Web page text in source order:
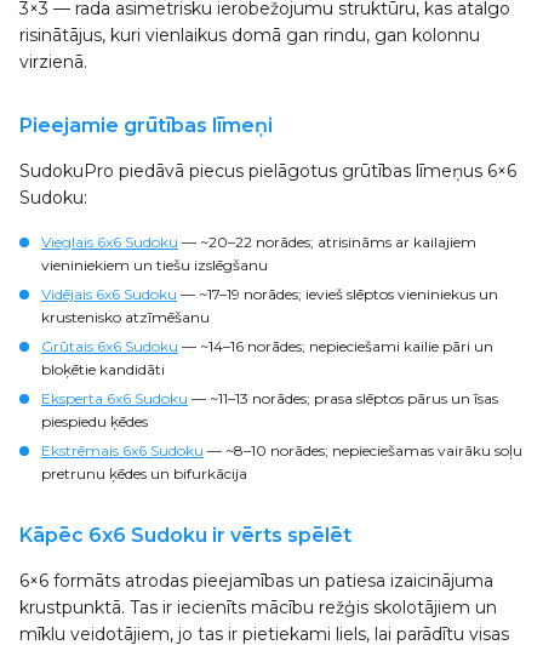
3×3 — rada asimetrisku ierobežojumu struktūru, kas atalgo
risinātājus, kuri vienlaikus domā gan rindu, gan kolonnu
virzienā.
Pieejamie grūtības līmeņi
SudokuPro piedāvā piecus pielāgotus grūtības līmeņus 6×6
Sudoku:
Vieglais 6x6 Sudoku — ~20–22 norādes; atrisināms ar kailajiem
vieniniekiem un tiešu izslēgšanu
Vidējais 6x6 Sudoku — ~17–19 norādes; ievieš slēptos vieniniekus un
krustenisko atzīmēšanu
Grūtais 6x6 Sudoku — ~14–16 norādes; nepieciešami kailie pāri un
bloķētie kandidāti
Eksperta 6x6 Sudoku — ~11–13 norādes; prasa slēptos pārus un īsas
piespiedu ķēdes
Ekstrēmais 6x6 Sudoku — ~8–10 norādes; nepieciešamas vairāku soļu
pretrunu ķēdes un bifurkācija
Kāpēc 6x6 Sudoku ir vērts spēlēt
6×6 formāts atrodas pieejamības un patiesa izaicinājuma
krustpunktā. Tas ir iecienīts mācību režģis skolotājiem un
mīklu veidotājiem, jo tas ir pietiekami liels, lai parādītu visas